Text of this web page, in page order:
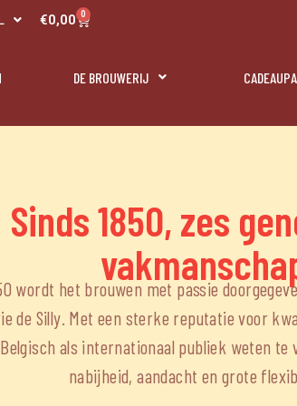
€0,00 0
Panier
DE BROUWERIJ
Sinds 1850, zes
wordt het brouwen met passie
de Silly. Met een sterke reputatie voor
als internationaal publiek weten
nabijheid, aandacht en grote